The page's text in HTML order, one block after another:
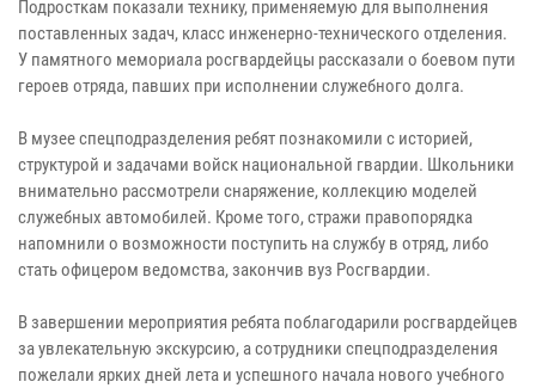
Подросткам показали технику, применяемую для выполнения
поставленных задач, класс инженерно-технического отделения.
У памятного мемориала росгвардейцы рассказали о боевом пути
героев отряда, павших при исполнении служебного долга.
В музее спецподразделения ребят познакомили с историей,
структурой и задачами войск национальной гвардии. Школьники
внимательно рассмотрели снаряжение, коллекцию моделей
служебных автомобилей. Кроме того, стражи правопорядка
напомнили о возможности поступить на службу в отряд, либо
стать офицером ведомства, закончив вуз Росгвардии.
В завершении мероприятия ребята поблагодарили росгвардейцев
за увлекательную экскурсию, а сотрудники спецподразделения
пожелали ярких дней лета и успешного начала нового учебного